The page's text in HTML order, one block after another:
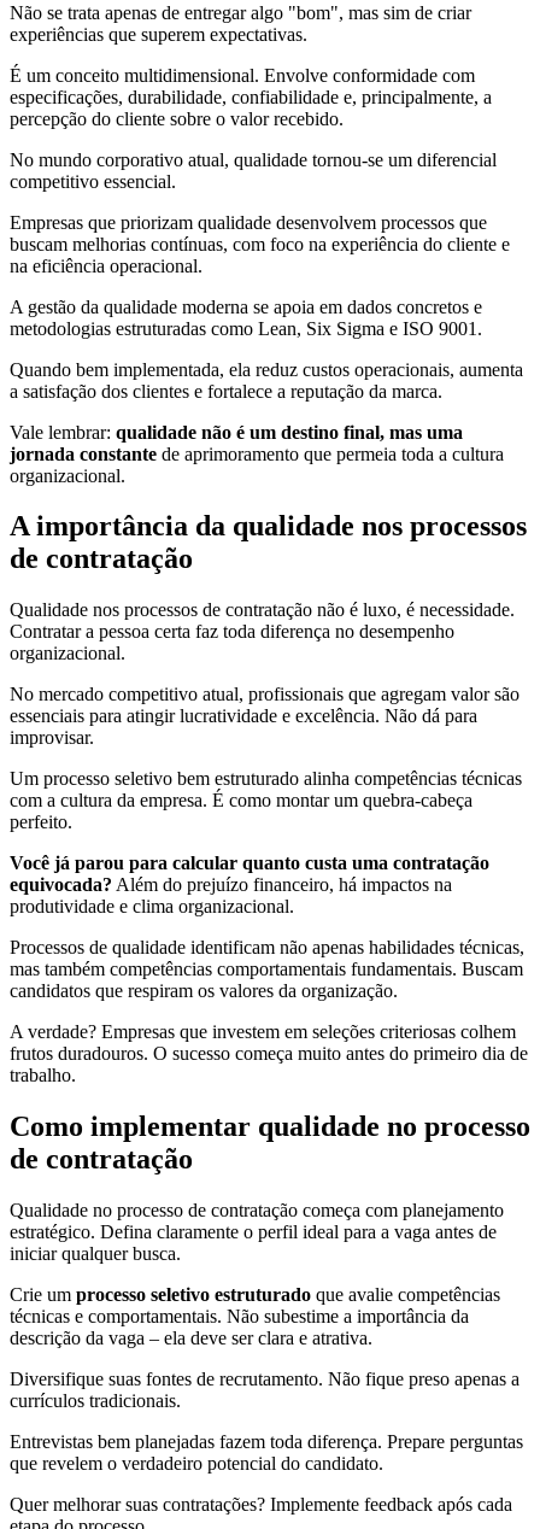
Não se trata apenas de entregar algo "bom", mas sim de criar
experiências que superem expectativas.
É um conceito multidimensional. Envolve conformidade com
especificações, durabilidade, confiabilidade e, principalmente, a
percepção do cliente sobre o valor recebido.
No mundo corporativo atual, qualidade tornou-se um diferencial
competitivo essencial.
Empresas que priorizam qualidade desenvolvem processos que
buscam melhorias contínuas, com foco na experiência do cliente e
na eficiência operacional.
A gestão da qualidade moderna se apoia em dados concretos e
metodologias estruturadas como Lean, Six Sigma e ISO 9001.
Quando bem implementada, ela reduz custos operacionais, aumenta
a satisfação dos clientes e fortalece a reputação da marca.
Vale lembrar: qualidade não é um destino final, mas uma
jornada constante de aprimoramento que permeia toda a cultura
organizacional.
A importância da qualidade nos processos
de contratação
Qualidade nos processos de contratação não é luxo, é necessidade.
Contratar a pessoa certa faz toda diferença no desempenho
organizacional.
No mercado competitivo atual, profissionais que agregam valor são
essenciais para atingir lucratividade e excelência. Não dá para
improvisar.
Um processo seletivo bem estruturado alinha competências técnicas
com a cultura da empresa. É como montar um quebra-cabeça
perfeito.
Você já parou para calcular quanto custa uma contratação
equivocada? Além do prejuízo financeiro, há impactos na
produtividade e clima organizacional.
Processos de qualidade identificam não apenas habilidades técnicas,
mas também competências comportamentais fundamentais. Buscam
candidatos que respiram os valores da organização.
A verdade? Empresas que investem em seleções criteriosas colhem
frutos duradouros. O sucesso começa muito antes do primeiro dia de
trabalho.
Como implementar qualidade no processo
de contratação
Qualidade no processo de contratação começa com planejamento
estratégico. Defina claramente o perfil ideal para a vaga antes de
iniciar qualquer busca.
Crie um processo seletivo estruturado que avalie competências
técnicas e comportamentais. Não subestime a importância da
descrição da vaga – ela deve ser clara e atrativa.
Diversifique suas fontes de recrutamento. Não fique preso apenas a
currículos tradicionais.
Entrevistas bem planejadas fazem toda diferença. Prepare perguntas
que revelem o verdadeiro potencial do candidato.
Quer melhorar suas contratações? Implemente feedback após cada